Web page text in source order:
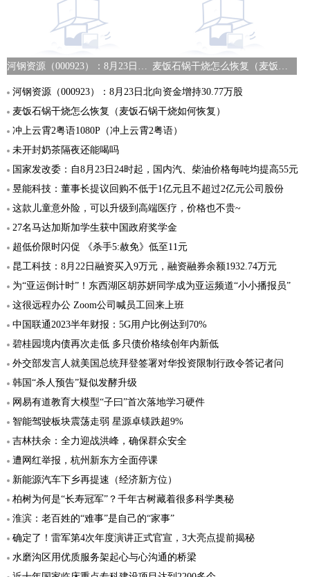
河钢资源（000923）：8月23日北向资金增持30.77万股 麦饭石锅干烧怎么恢复（麦饭石锅干烧如何恢复）
河钢资源（000923）：8月23日北向资金增持30.77万股
麦饭石锅干烧怎么恢复（麦饭石锅干烧如何恢复）
冲上云霄2粤语1080P（冲上云霄2粤语）
未开封奶茶隔夜还能喝吗
国家发改委：自8月23日24时起，国内汽、柴油价格每吨均提高55元
昱能科技：董事长提议回购不低于1亿元且不超过2亿元公司股份
这款儿童意外险，可以升级到高端医疗，价格也不贵~
27名马达加斯加学生获中国政府奖学金
超低价限时闪促 《杀手5:赦免》低至11元
昆工科技：8月22日融资买入9万元，融资融券余额1932.74万元
为“亚运倒计时”！东西湖区胡苏妍同学成为亚运频道“小小播报员”
这很远程办公 Zoom公司喊员工回来上班
中国联通2023半年财报：5G用户比例达到70%
碧桂园境内债再次走低 多只债价格续创年内新低
外交部发言人就美国总统拜登签署对华投资限制行政令答记者问
韩国“杀人预告”疑似发酵升级
网易有道教育大模型“子曰”首次落地学习硬件
智能驾驶板块震荡走弱 星源卓镁跌超9%
吉林扶余：全力迎战洪峰，确保群众安全
遭网红举报，杭州新东方全面停课
新能源汽车下乡再提速（经济新方位）
柏树为何是“长寿冠军”？千年古树藏着很多科学奥秘
淮滨：老百姓的“难事”是自己的“家事”
确定了！雷军第4次年度演讲正式官宣，3大亮点提前揭秘
水磨沟区用优质服务架起心与心沟通的桥梁